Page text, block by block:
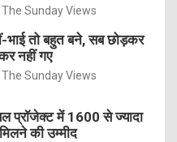
The Sunday Views
भाई तो बहुत बने, सब छोड़कर
नहीं गए
The Sunday Views
प्रॉजेक्ट में 1600 से ज्यादा
की उम्मीद